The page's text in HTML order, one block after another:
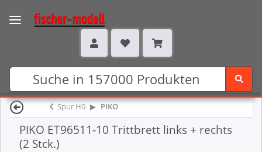
Spur H0 PIKO
PIKO ET96511-10 Trittbrett links + rechts
(2 Stck.)